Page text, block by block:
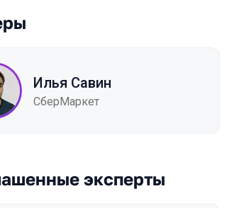
Илья Савин
СберМаркет
эксперты